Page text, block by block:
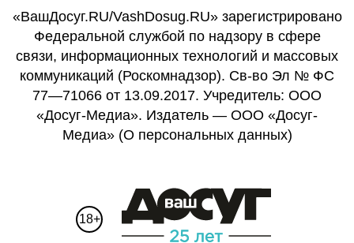
«ВашДосуг.RU/VashDosug.RU» зарегистрировано
Федеральной службой по надзору в сфере
связи, информационных технологий и массовых
коммуникаций (Роскомнадзор). Св-во Эл № ФС
77—71066 от 13.09.2017. Учредитель: ООО
«Досуг-Медиа». Издатель — ООО «Досуг-
Медиа» (О персональных данных)
18+